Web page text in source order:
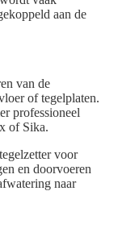
aan de
van de
of tegelplaten.
professioneel
of Sika.
voor
en doorvoeren
naar